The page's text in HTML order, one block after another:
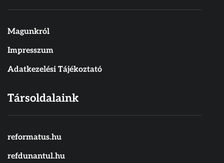
Magunkról
Impresszum
Adatkezelési Tájékoztató
Társoldalaink
reformatus.hu
refdunantul.hu